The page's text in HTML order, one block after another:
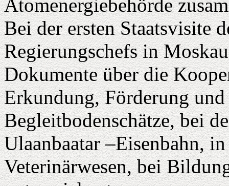
Atomenergiebehörde
Bei der ersten Staatsvisite
Regierungschefs in
Dokumente über die
Erkundung, Förderung
Begleitbodenschätze, bei
Ulaanbaatar –Eisenbahn,
Veterinärwesen, bei